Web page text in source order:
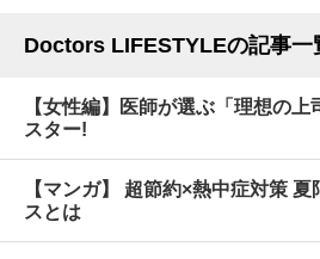
Doctors LIFESTYLEの記事一
【女性編】医師が選ぶ「理想の
スター!
【マンガ】 超節約×熱中症対策
スとは